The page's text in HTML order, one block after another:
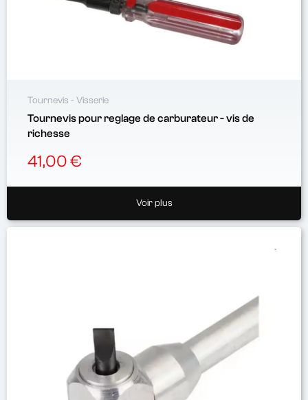
Tournevis - Visserie
Tournevis pour reglage de carburateur - vis de
richesse
41,00 €
Voir plus